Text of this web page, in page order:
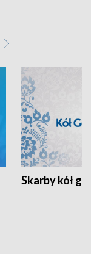
Skarby kół